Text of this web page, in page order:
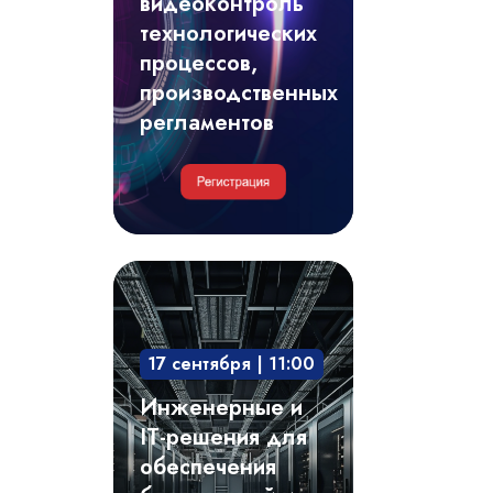
регламентов
технологических
процессов,
производственных
регламентов
Инженерные
и
IT-
решения
для
обеспечения
безотказной
17 сентября | 11:00
Инженерные и
IT-решения для
обеспечения